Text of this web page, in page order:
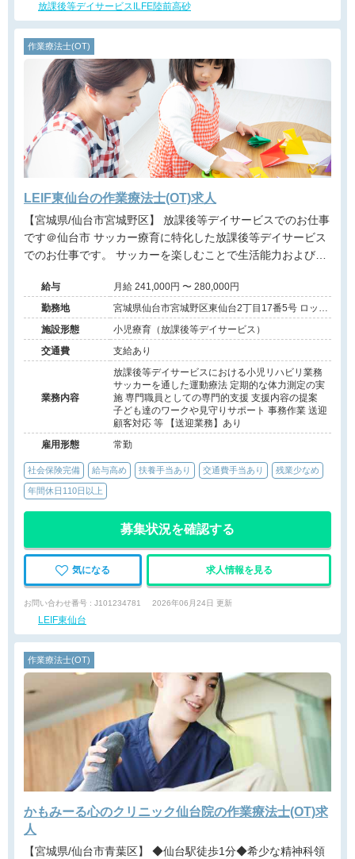
放課後等デイサービスILFE陸前高砂
作業療法士(OT)
LEIF東仙台の作業療法士(OT)求人
【宮城県/仙台市宮城野区】 放課後等デイサービスでのお仕事
です＠仙台市 サッカー療育に特化した放課後等デイサービス
でのお仕事です。 サッカーを楽しむことで生活能力および社
じて子どもたちのココロの体力を育んでいきます。
給与
月給 241,000円 〜 280,000円
勤務地
宮城県仙台市宮城野区東仙台2丁目17番5号 ロック
スビル1階
施設形態
小児療育（放課後等デイサービス）
交通費
支給あり
業務内容
放課後等デイサービスにおける小児リハビリ業務
サッカーを通した運動療法 定期的な体力測定の実
施 専門職員としての専門的支援 支援内容の提案
子ども達のワークや見守りサポート 事務作業 送迎
顧客対応 等 【送迎業務】あり
雇用形態
常勤
社会保険完備 給与高め 扶養手当あり 交通費手当あり 残業少なめ
年間休日110日以上
募集状況を確認する
気になる 求人情報を見る
お問い合わせ番号 : J101234781 2026年06月24日 更新
LEIF東仙台
作業療法士(OT)
かもみーる心のクリニック仙台院の作業療法士(OT)求
人
【宮城県/仙台市青葉区】 ◆仙台駅徒歩1分◆希少な精神科領